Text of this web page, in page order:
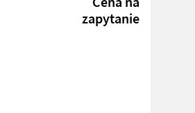
zapytanie